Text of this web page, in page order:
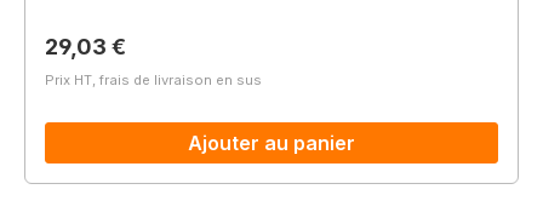
Prix régulier :
29,03 €
Prix HT, frais de livraison en sus
Ajouter au panier